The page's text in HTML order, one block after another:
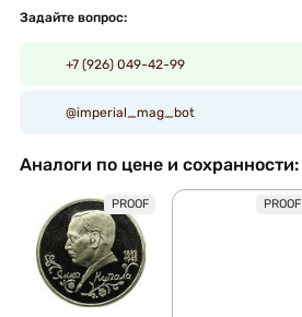
Задайте вопрос:
+7 (926) 049-42-99
@imperial_mag_bot
Аналоги по цене и сохранности:
PROOF PROOF